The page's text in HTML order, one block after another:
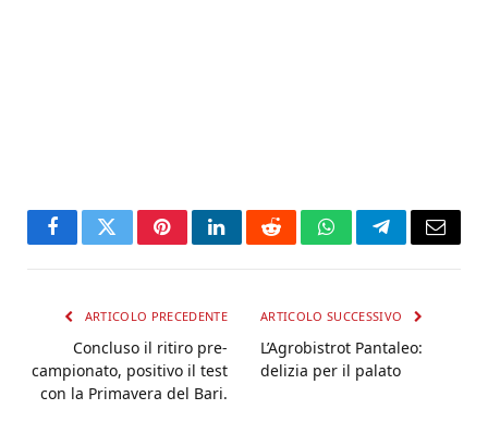
FacebookTwitterPinterestLinkedInRedditWhatsAppTelegramEmail
ARTICOLO PRECEDENTE
Concluso il ritiro pre-
campionato, positivo il test
con la Primavera del Bari.
ARTICOLO SUCCESSIVO
L’Agrobistrot Pantaleo:
delizia per il palato